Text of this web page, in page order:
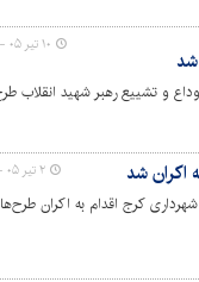
شد
و تشییع رهبر شهید انقلاب
۱۰ تیر ۰۵ - ۱۲:۰۷
اکران شد
کرج اقدام به اکران
۲ تیر ۰۵ - ۱۱:۰۵